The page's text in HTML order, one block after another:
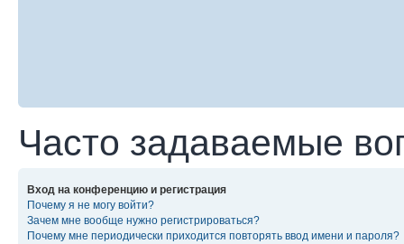
Часто задаваемые
Вход на конференцию и регистрация
Почему я не могу войти?
Зачем мне вообще нужно регистрироваться?
Почему мне периодически приходится повторять ввод имени и пароля?